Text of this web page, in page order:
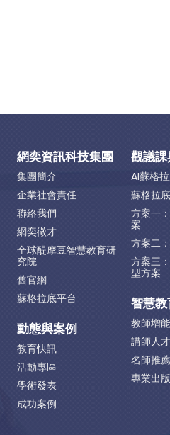
網奕資訊科技集團
集團簡介
企業社會責任
聯絡我們
網奕徵才
全球醍摩豆智慧教育研
究院
舊官網
蘇格拉底平台
動態與案例
教育快訊
活動專區
學術發表
成功案例
觀議
AI蘇格
蘇格拉
方案一
案
方案二
方案三
型方案
智慧
教師增
講師人
名師推薦
專業出